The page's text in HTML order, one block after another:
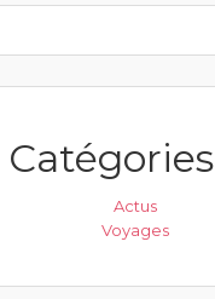
Catégories
Actus
Voyages